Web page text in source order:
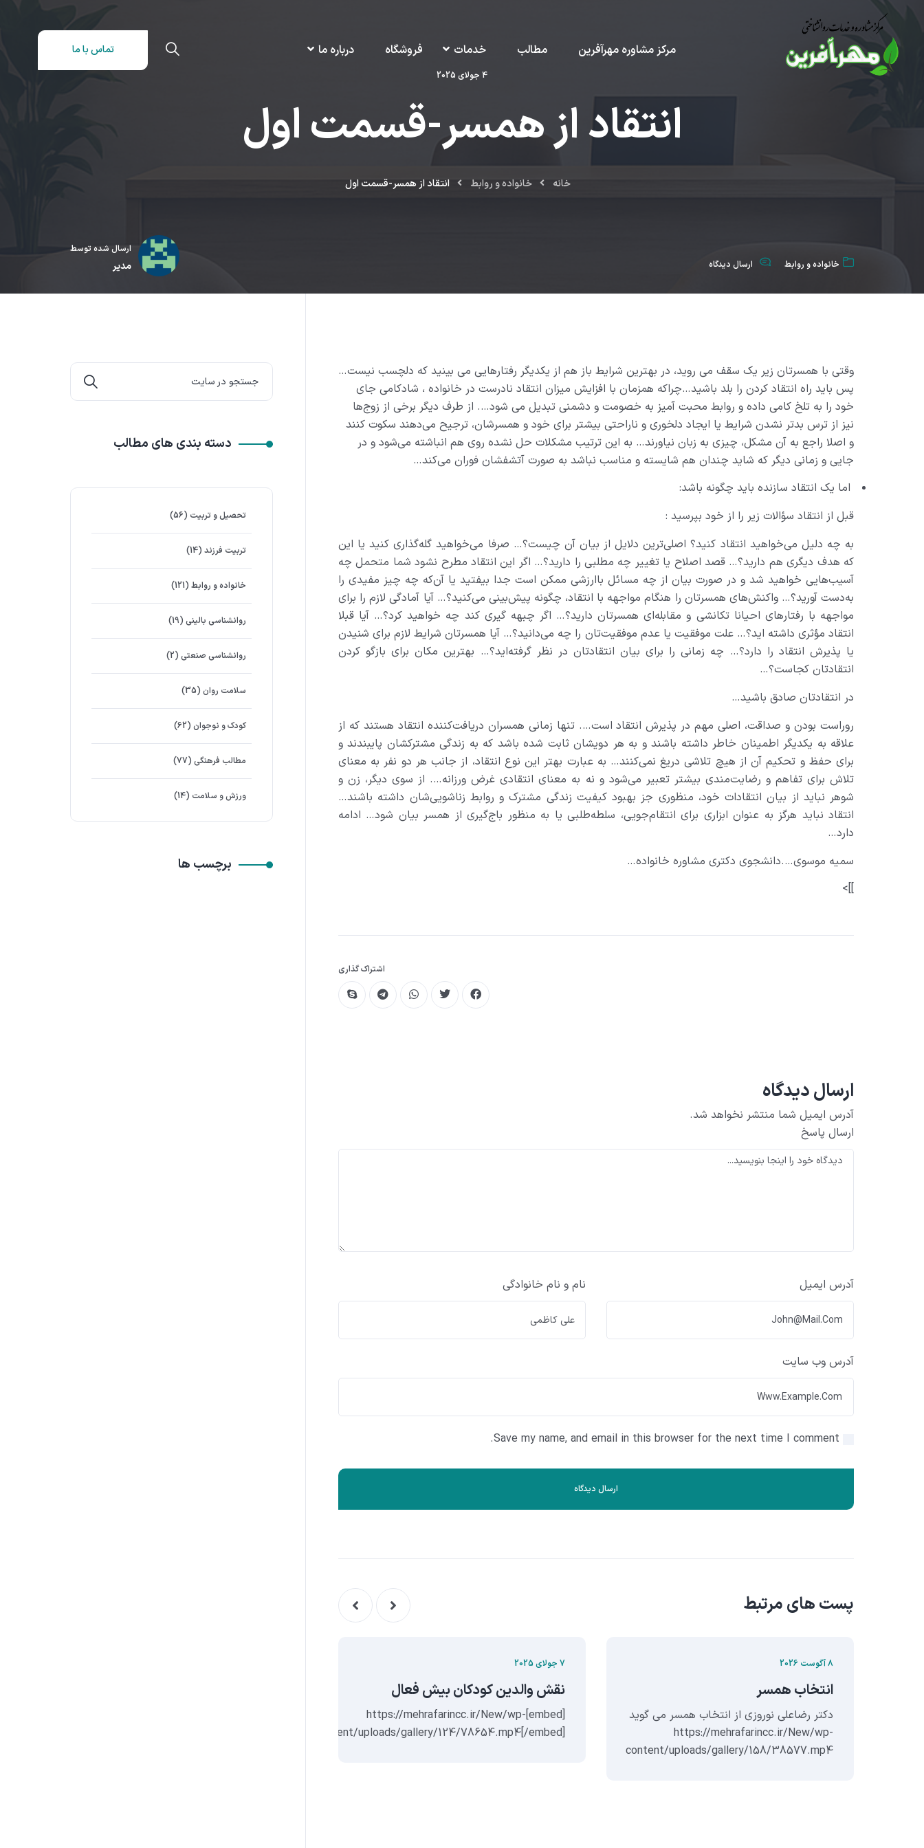
مرکز مشاوره مهرآفرین مطالب خدمات فروشگاه درباره ما تماس با ما
4 جولای 2025
انتقاد از همسر-قسمت اول
خانه خانواده و روابط انتقاد از همسر-قسمت اول
خانواده و روابط ارسال دیدگاه
ارسال شده توسط
مدیر
وقتی با همسرتان زیر یک سقف می روید، در بهترین شرایط باز هم از یکدیگر رفتارهایی می بینید که دلچسب نیست…
پس باید راه انتقاد کردن را بلد باشید…چراکه همزمان با افزایش میزان انتقاد نادرست در خانواده ، شادکامی جای
خود را به تلخ کامی داده و روابط محبت آمیز به خصومت و دشمنی تبدیل می شود…. از طرف دیگر برخی از زوج‌ها
نیز از ترس بدتر نشدن شرایط یا ایجاد دلخوری و ناراحتی بیشتر برای خود و همسرشان، ترجیح می‌دهند سکوت کنند
و اصلا راجع به آن مشکل، چیزی به زبان نیاورند… به این ترتیب مشکلات حل نشده روی هم انباشته می‌شود و در
جایی و زمانی دیگر که شاید چندان هم شایسته و مناسب نباشد به صورت آتشفشان فوران می‌کند…
اما یک انتقاد سازنده باید چگونه باشد:
قبل از انتقاد سؤالات زیر را از خود بپرسید :
به چه دلیل می‌خواهید انتقاد کنید؟ اصلی‌ترین دلایل از بیان آن چیست؟… صرفا می‌خواهید گله‌گذاری کنید یا این
که هدف دیگری هم دارید؟… قصد اصلاح یا تغییر چه مطلبی را دارید؟… اگر این انتقاد مطرح نشود شما متحمل چه
آسیب‌هایی خواهید شد و در صورت بیان از چه مسائل باارزشی ممکن است جدا بیفتید یا آن‌که چه چیز مفیدی را
به‌دست آورید؟… واکنش‌های همسرتان را هنگام مواجهه با انتقاد، چگونه پیش‌بینی می‌کنید؟… آیا آمادگی لازم را برای
مواجهه با رفتارهای احیانا تکانشی و مقابله‌ای همسرتان دارید؟… اگر چبهه گیری کند چه خواهید کرد؟… آیا قبلا
انتقاد مؤثری داشته اید؟… علت موفقیت یا عدم موفقیت‌تان را چه می‌دانید؟… آیا همسرتان شرایط لازم برای شنیدن
یا پذیرش انتقاد را دارد؟… چه زمانی را برای بیان انتقادتان در نظر گرفته‌اید؟… بهترین مکان برای بازگو کردن
انتقادتان کجاست؟…
در انتقادتان صادق باشید…
روراست بودن و صداقت، اصلی مهم در پذیرش انتقاد است…. تنها زمانی همسران دریافت‌کننده انتقاد هستند که از
علاقه به یکدیگر اطمینان خاطر داشته باشند و به هر دویشان ثابت شده باشد که به زندگی مشترکشان پایبندند و
برای حفظ و تحکیم آن از هیچ تلاشی دریغ نمی‌کنند… به عبارت بهتر این نوع انتقاد، از جانب هر دو نفر به معنای
تلاش برای تفاهم و رضایت‌مندی بیشتر تعبیر می‌شود و نه به معنای انتقادی غرض ورزانه…. از سوی دیگر، زن و
شوهر نباید از بیان انتقادات خود، منظوری جز بهبود کیفیت زندگی مشترک و روابط زناشویی‌شان داشته باشند…
انتقاد نباید هرگز به عنوان ابزاری برای انتقام‌جویی، سلطه‌طلبی یا به منظور باج‌گیری از همسر بیان شود… ادامه
دارد…
سمیه موسوی….دانشجوی دکتری مشاوره خانواده…
]]>
اشتراک گذاری
ارسال دیدگاه
آدرس ایمیل شما منتشر نخواهد شد.
ارسال پاسخ
نام و نام خانوادگی آدرس ایمیل
آدرس وب سایت
Save my name, and email in this browser for the next time I comment.
پست های مرتبط
8 آگوست 2026
انتخاب همسر
دکتر رضاعلی نوروزی از انتخاب همسر می گوید
https://mehrafarincc.ir/New/wp-
content/uploads/gallery/158/38577.mp4
7 جولای 2025
نقش والدین کودکان بیش فعال
[embed]https://mehrafarincc.ir/New/wp-
content/uploads/gallery/124/78654.mp4[/embed]
دسته بندی های مطالب
تحصیل و تربیت (56)
تربیت فرزند (14)
خانواده و روابط (121)
روانشناسی بالینی (19)
روانشناسی صنعتی (2)
سلامت روان (35)
کودک و نوجوان (62)
مطالب فرهنگی (77)
ورزش و سلامت (14)
برچسب ها